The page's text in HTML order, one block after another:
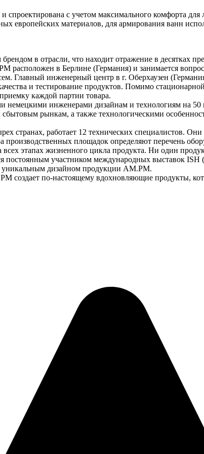
с учетом максимального комфорта
европейских материалов, для армирования ванн
в отрасли, что находит отражение в десятках
в Берлине (Германия) и занимается
Главный инженерный центр в г. Оберхаузен
и тестирование продуктов. Помимо
каждой партии товара.
инженерами дизайнам и технологиям на
сбытовым рынкам, а также технологическими
странах, работает 12 технических специалистов.
производственных площадок определяют перечень
всех этапах жизненного цикла продукта. Ни один
постоянным участником международных выставок
уникальным дизайном продукции AM.PM.
создает по-настоящему вдохновляющие продукты,